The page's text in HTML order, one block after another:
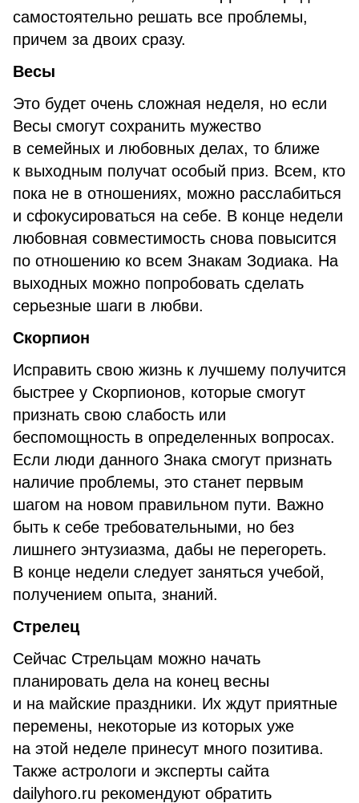
самостоятельно решать все проблемы,
причем за двоих сразу.
Весы
Это будет очень сложная неделя, но если
Весы смогут сохранить мужество
в семейных и любовных делах, то ближе
к выходным получат особый приз. Всем, кто
пока не в отношениях, можно расслабиться
и сфокусироваться на себе. В конце недели
любовная совместимость снова повысится
по отношению ко всем Знакам Зодиака. На
выходных можно попробовать сделать
серьезные шаги в любви.
Скорпион
Исправить свою жизнь к лучшему получится
быстрее у Скорпионов, которые смогут
признать свою слабость или
беспомощность в определенных вопросах.
Если люди данного Знака смогут признать
наличие проблемы, это станет первым
шагом на новом правильном пути. Важно
быть к себе требовательными, но без
лишнего энтузиазма, дабы не перегореть.
В конце недели следует заняться учебой,
получением опыта, знаний.
Стрелец
Сейчас Стрельцам можно начать
планировать дела на конец весны
и на майские праздники. Их ждут приятные
перемены, некоторые из которых уже
на этой неделе принесут много позитива.
Также астрологи и эксперты сайта
dailyhoro.ru рекомендуют обратить